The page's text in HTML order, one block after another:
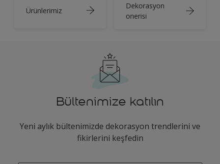
Ürünlerimiz
Dekorasyon
onerisi
Bültenimize katılın
Yeni aylık bültenimizde dekorasyon trendlerini ve
fikirlerini keşfedin